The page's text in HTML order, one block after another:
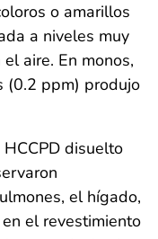
o amarillos
a niveles muy
aire. En monos,
(0.2 ppm) produjo
disuelto
el hígado,
el revestimiento